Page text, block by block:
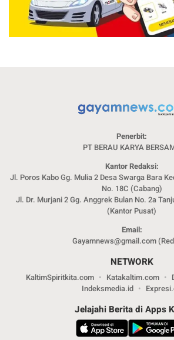
Penerbit:
PT BERAU KARYA
Kantor Redaksi:
Jl. Poros Kabo Gg. Mulia 2 Desa Swarga Bara
No. 18C (Cabang)
Jl. Dr. Murjani 2 Gg. Anggrek Bulan No. 2a
(Kantor Pusat)
Email:
Gayamnews@gmail.com
NETWORK
KaltimSpiritkita.com Katakaltim.com
Indeksmedia.id
Jelajahi Berita di Apps